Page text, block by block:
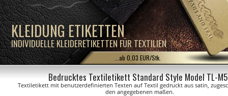
KLEIDUNG ETIKETTEN
INDIVIDUELLE KLEIDERETIKETTEN FÜR TEXTILIEN
...ab 0,03 EUR/Stk.
Bedrucktes Textiletikett Standard Style Model TL-
Textiletikett mit benutzerdefinierten Texten auf Textil gedruckt aus satin,
den angegebenen maßen.